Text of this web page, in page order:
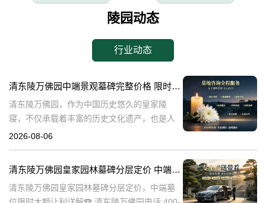
陵园动态
行业动态
清东陵万佛园中端景观墓碑完整价格 限时减免多年管理费详解
清东陵万佛园，作为中国历史悠久的皇家陵
寝，不仅承载着丰富的历史文化遗产，也是人
们缅怀先人、寄托哀思的重要场所。近年来，
清
2026-08-06
清东陵万佛园皇家园林墓碑分层定价 中端墓位限时大额让利详解
清东陵万佛园皇家园林墓碑分层定价，中端墓